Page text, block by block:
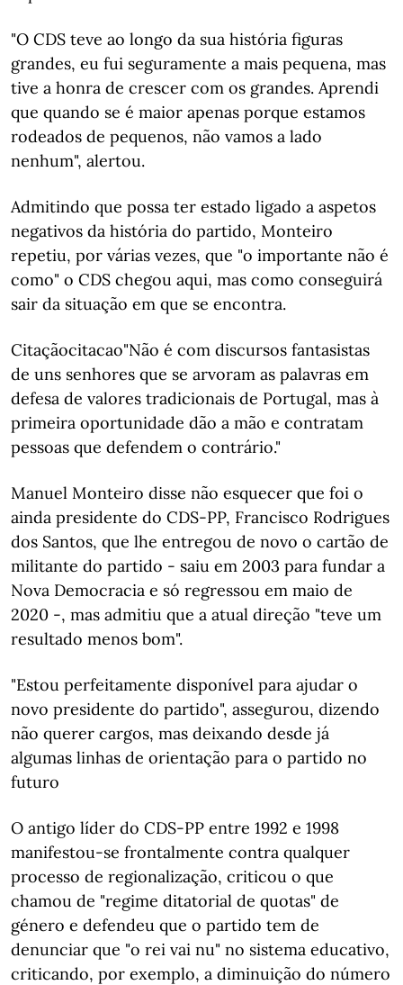
"O CDS teve ao longo da sua história figuras
grandes, eu fui seguramente a mais pequena, mas
tive a honra de crescer com os grandes. Aprendi
que quando se é maior apenas porque estamos
rodeados de pequenos, não vamos a lado
nenhum", alertou.
Admitindo que possa ter estado ligado a aspetos
negativos da história do partido, Monteiro
repetiu, por várias vezes, que "o importante não é
como" o CDS chegou aqui, mas como conseguirá
sair da situação em que se encontra.
Citaçãocitacao"Não é com discursos fantasistas
de uns senhores que se arvoram as palavras em
defesa de valores tradicionais de Portugal, mas à
primeira oportunidade dão a mão e contratam
pessoas que defendem o contrário."
Manuel Monteiro disse não esquecer que foi o
ainda presidente do CDS-PP, Francisco Rodrigues
dos Santos, que lhe entregou de novo o cartão de
militante do partido - saiu em 2003 para fundar a
Nova Democracia e só regressou em maio de
2020 -, mas admitiu que a atual direção "teve um
resultado menos bom".
"Estou perfeitamente disponível para ajudar o
novo presidente do partido", assegurou, dizendo
não querer cargos, mas deixando desde já
algumas linhas de orientação para o partido no
futuro
O antigo líder do CDS-PP entre 1992 e 1998
manifestou-se frontalmente contra qualquer
processo de regionalização, criticou o que
chamou de "regime ditatorial de quotas" de
género e defendeu que o partido tem de
denunciar que "o rei vai nu" no sistema educativo,
criticando, por exemplo, a diminuição do número